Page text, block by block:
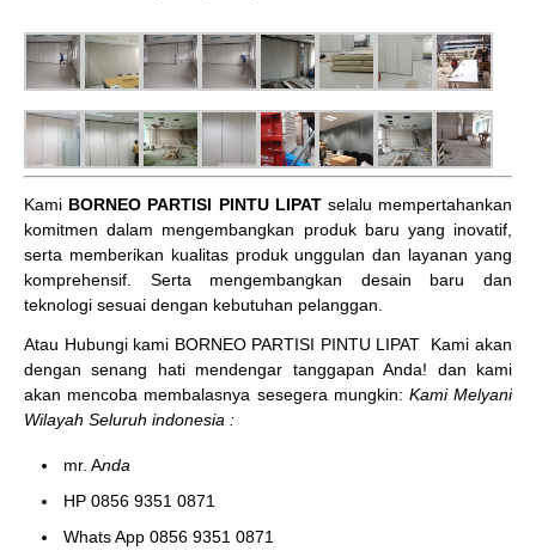
Kami BORNEO PARTISI PINTU LIPATselalu mempertahankan
komitmen dalam mengembangkan produk baru yang inovatif,
serta memberikan kualitas produk unggulan dan layanan yang
komprehensif. Serta mengembangkan desain baru dan
teknologi sesuai dengan kebutuhan pelanggan.
Atau Hubungi kami BORNEO PARTISI PINTU LIPAT
Kami akan
dengan senang hati mendengar tanggapan Anda! dan kami
akan mencoba membalasnya sesegera mungkin: Kami Melyani
Wilayah Seluruh indonesia :
mr. Anda
HP 0856 9351 0871
Whats App 0856 9351 0871